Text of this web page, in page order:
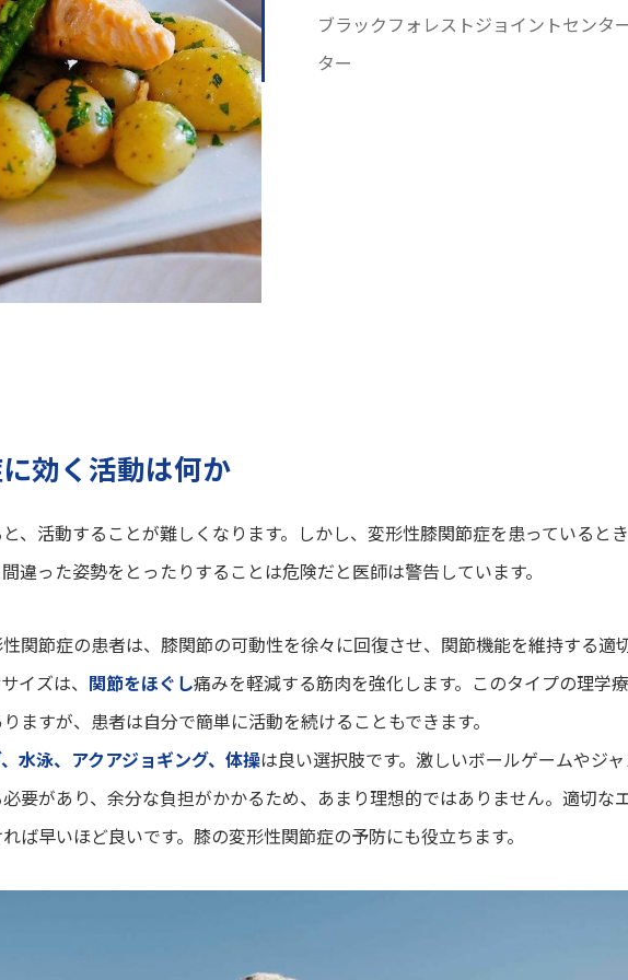
ブラックフォレストジョイントセンタ
ター
効く活動は何か
、活動することが難しくなります。しかし、変形性膝関節症を患っていると
違った姿勢をとったりすることは危険だと医師は警告しています。
関節症の患者は、膝関節の可動性を徐々に回復させ、関節機能を維持する適
イズは、 関節をほぐし痛みを軽減する筋肉を強化します。このタイプの理学
ますが、患者は自分で簡単に活動を続けることもできます。
水泳、アクアジョギング、体操は良い選択肢です。激しいボールゲームやジ
要があり、余分な負担がかかるため、あまり理想的ではありません。適切な
ば早いほど良いです。膝の変形性関節症の予防にも役立ちます。